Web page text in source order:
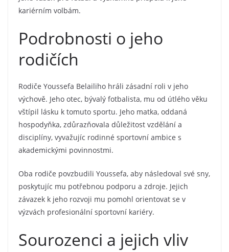
kariérním volbám.
Podrobnosti o jeho
rodičích
Rodiče Youssefa Belailiho hráli zásadní roli v jeho
výchově. Jeho otec, bývalý fotbalista, mu od útlého věku
vštípil lásku k tomuto sportu. Jeho matka, oddaná
hospodyňka, zdůrazňovala důležitost vzdělání a
disciplíny, vyvažujíc rodinné sportovní ambice s
akademickými povinnostmi.
Oba rodiče povzbudili Youssefa, aby následoval své sny,
poskytujíc mu potřebnou podporu a zdroje. Jejich
závazek k jeho rozvoji mu pomohl orientovat se v
výzvách profesionální sportovní kariéry.
Sourozenci a jejich vliv